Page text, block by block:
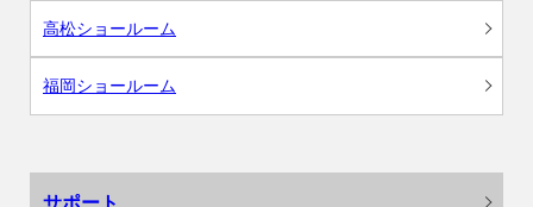
高松ショールーム
福岡ショールーム
サポート